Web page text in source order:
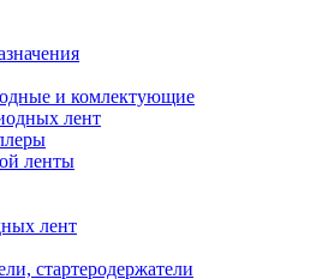
и комлектующие
лент
ленты
лент
стартеродержатели